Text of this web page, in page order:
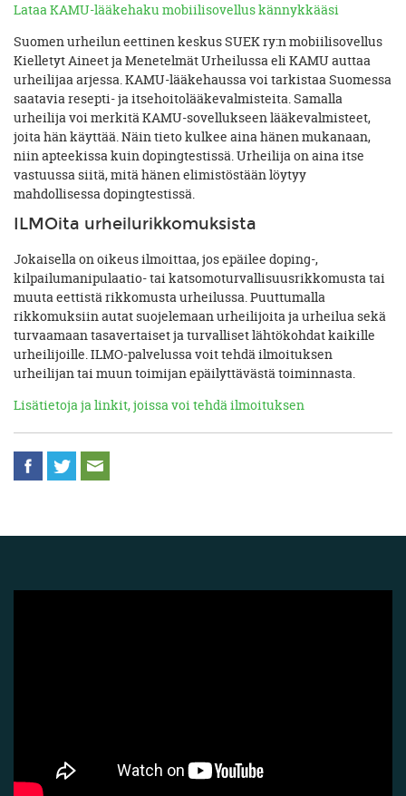
Lataa KAMU-lääkehaku mobiilisovellus kännykkääsi
Suomen urheilun eettinen keskus SUEK ry:n mobiilisovellus
Kielletyt Aineet ja Menetelmät Urheilussa eli KAMU auttaa
urheilijaa arjessa. KAMU-lääkehaussa voi tarkistaa Suomessa
saatavia resepti- ja itsehoitolääkevalmisteita. Samalla
urheilija voi merkitä KAMU-sovellukseen lääkevalmisteet,
joita hän käyttää. Näin tieto kulkee aina hänen mukanaan,
niin apteekissa kuin dopingtestissä. Urheilija on aina itse
vastuussa siitä, mitä hänen elimistöstään löytyy
mahdollisessa dopingtestissä.
ILMOita urheilurikkomuksista
Jokaisella on oikeus ilmoittaa, jos epäilee doping-,
kilpailumanipulaatio- tai katsomoturvallisuusrikkomusta tai
muuta eettistä rikkomusta urheilussa. Puuttumalla
rikkomuksiin autat suojelemaan urheilijoita ja urheilua sekä
turvaamaan tasavertaiset ja turvalliset lähtökohdat kaikille
urheilijoille. ILMO-palvelussa voit tehdä ilmoituksen
urheilijan tai muun toimijan epäilyttävästä toiminnasta.
Lisätietoja ja linkit, joissa voi tehdä ilmoituksen